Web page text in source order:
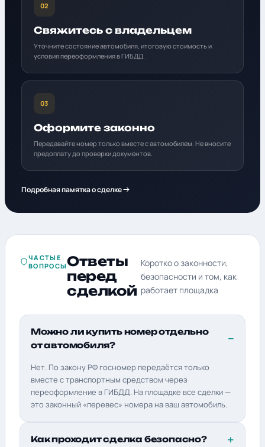
02
Свяжитесь с владельцем
Уточните состояние автомобиля, итоговую стоимость и
условия переоформления в ГИБДД.
03
Оформите законно
Передавайте номер только вместе с автомобилем. Не вносите
предоплату до проверки документов.
Подробная памятка о сделке
ЧАСТЫЕ
ВОПРОСЫОтветы
перед
сделкой
Коротко о законности,
безопасности и том, как
работает площадка
Можно ли купить номер отдельно
от автомобиля?
Нет. По закону РФ госномер передаётся только
вместе с транспортным средством через
переоформление в ГИБДД. На площадке все сделки —
это законный «перевес» номера на ваш автомобиль.
Как проходит сделка безопасно?